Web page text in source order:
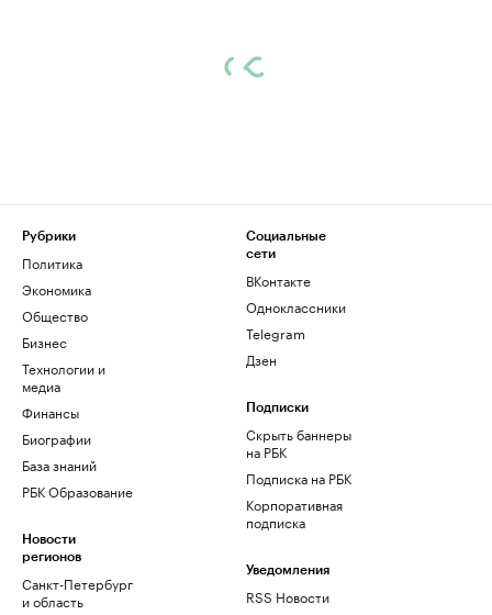
Рубрики
Политика
Экономика
Общество
Бизнес
Технологии и
медиа
Финансы
Биографии
База знаний
РБК Образование
Новости
регионов
Санкт-Петербург
и область
Социальные
сети
ВКонтакте
Одноклассники
Telegram
Дзен
Подписки
Скрыть баннеры
на РБК
Подписка на РБК
Корпоративная
подписка
Уведомления
RSS Новости